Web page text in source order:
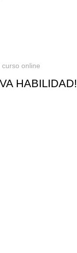
online
HABILIDAD!